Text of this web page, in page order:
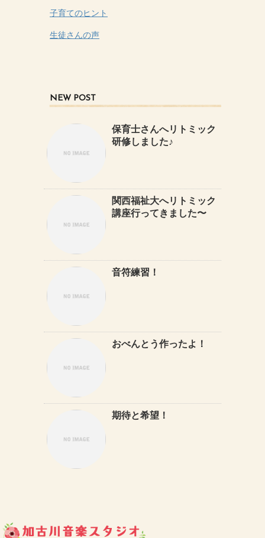
子育てのヒント
生徒さんの声
NEW POST
保育士さんへリトミック
研修しました♪
関西福祉大へリトミック
講座行ってきました〜
音符練習！
おべんとう作ったよ！
期待と希望！